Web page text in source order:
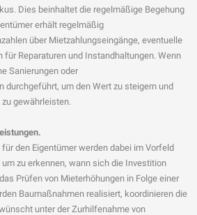
Dies beinhaltet die regelmäßige Begehung
erhält regelmäßig
über Mietzahlungseingänge, eventuelle
für Reparaturen und Instandhaltungen. Wenn
Sanierungen oder
durchgeführt, um den Wert zu steigern und
gewährleisten.
den Eigentümer werden dabei im Vorfeld
zu erkennen, wann sich die Investition
Prüfen von Mieterhöhungen in Folge einer
Baumaßnahmen realisiert, koordinieren die
unter der Zurhilfenahme von